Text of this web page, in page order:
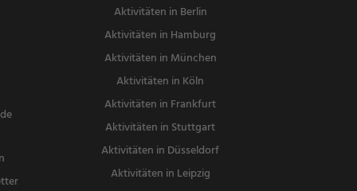
Aktivitäten in Berlin
Aktivitäten in Hamburg
Aktivitäten in München
Aktivitäten in Köln
Aktivitäten in Frankfurt
Aktivitäten in Stuttgart
Aktivitäten in Düsseldorf
Aktivitäten in Leipzig